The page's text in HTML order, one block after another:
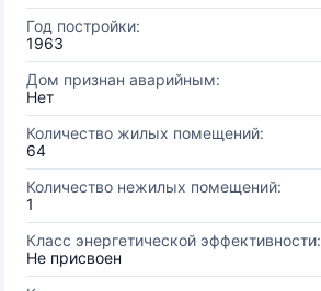
Год постройки:
1963
Дом признан аварийным:
Нет
Количество жилых помещений:
64
Количество нежилых помещений:
1
Класс энергетической эффективности:
Не присвоен